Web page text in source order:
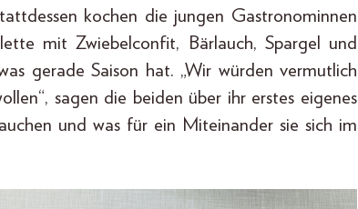
kochen die jungen Gastronominnen
mit Zwiebelconfit, Bärlauch, Spargel und
gerade Saison hat. „Wir würden vermutlich
sagen die beiden über ihr erstes eigenes
und was für ein Miteinander sie sich im